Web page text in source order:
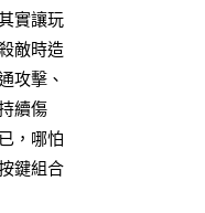
實讓玩
敵時造
攻擊、
續傷
，哪怕
鍵組合